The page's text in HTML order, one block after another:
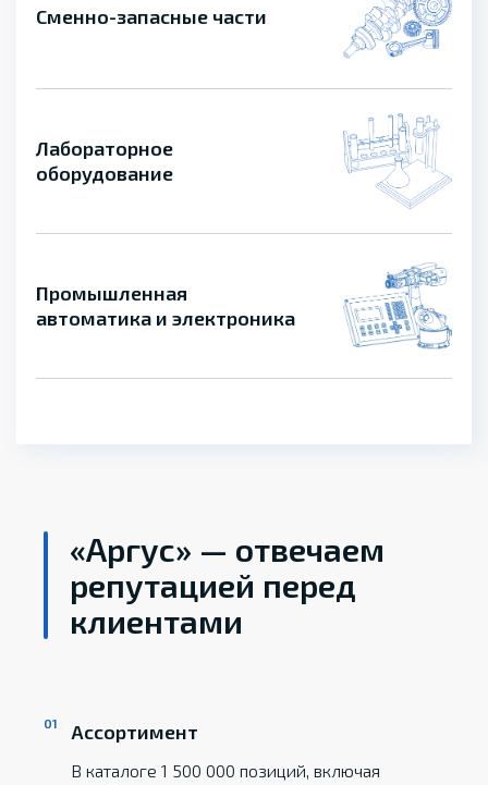
Сменно-запасные части
Лабораторное
оборудование
Промышленная
автоматика и электроника
«Аргус» — отвечаем
репутацией перед
клиентами
Ассортимент
В каталоге 1 500 000 позиций, включая